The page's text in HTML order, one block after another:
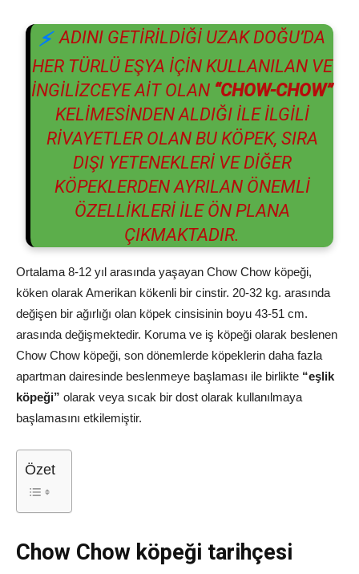
ADINI GETIRILDIĞI UZAK DOĞU’DA
HER TÜRLÜ EŞYA IÇIN KULLANILAN VE
İNGILIZCEYE AIT OLAN “CHOW-CHOW”
KELIMESINDEN ALDIĞI ILE ILGILI
RIVAYETLER OLAN BU KÖPEK, SIRA
DIŞI YETENEKLERI VE DIĞER
KÖPEKLERDEN AYRILAN ÖNEMLI
ÖZELLIKLERI ILE ÖN PLANA
ÇIKMAKTADIR.
Ortalama 8-12 yıl arasında yaşayan Chow Chow köpeği,
köken olarak Amerikan kökenli bir cinstir. 20-32 kg. arasında
değişen bir ağırlığı olan köpek cinsisinin boyu 43-51 cm.
arasında değişmektedir. Koruma ve iş köpeği olarak beslenen
Chow Chow köpeği, son dönemlerde köpeklerin daha fazla
apartman dairesinde beslenmeye başlaması ile birlikte “eşlik
köpeği” olarak veya sıcak bir dost olarak kullanılmaya
başlamasını etkilemiştir.
Özet
Chow Chow köpeği tarihçesi